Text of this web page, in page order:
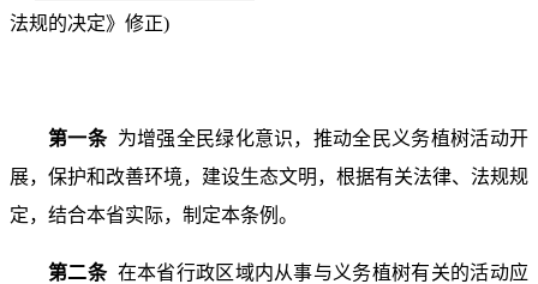
法规的决定》修正)
第一条为增强全民绿化意识，推动全民义务植树活动开
展，保护和改善环境，建设生态文明，根据有关法律、法规规
定，结合本省实际，制定本条例。
第二条 在本省行政区域内从事与义务植树有关的活动应